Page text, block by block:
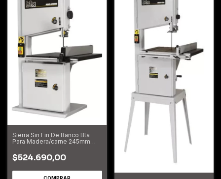
Sierra Sin Fin De Banco Bta
Para Madera/carne 245mm
$524.690,00